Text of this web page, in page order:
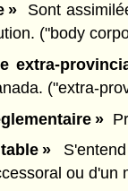
» Sont
("body
extra-
("extra-
»
»S'entend
ou d'un